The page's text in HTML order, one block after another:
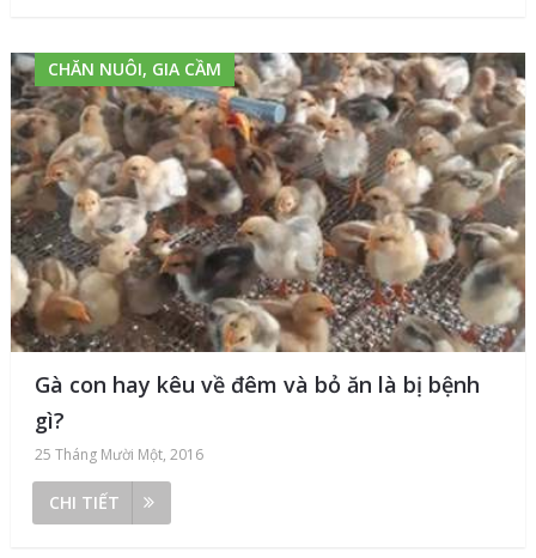
CHĂN NUÔI, GIA CẦM
Gà con hay kêu về đêm và bỏ ăn là bị bệnh
gì?
25 Tháng Mười Một, 2016
CHI TIẾT